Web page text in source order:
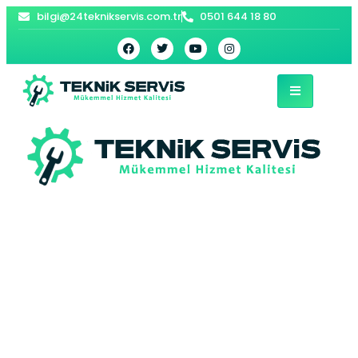
bilgi@24teknikservis.com.tr 0501 644 18 80